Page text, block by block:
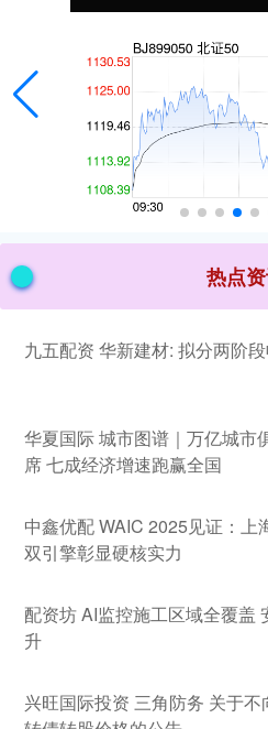
热点
九五配资 华新建材: 拟分两阶
华夏国际 城市图谱｜万亿城市
席 七成经济增速跑赢全国
中鑫优配 WAIC 2025见证：上
双引擎彰显硬核实力
配资坊 AI监控施工区域全覆盖
升
兴旺国际投资 三角防务 关于不